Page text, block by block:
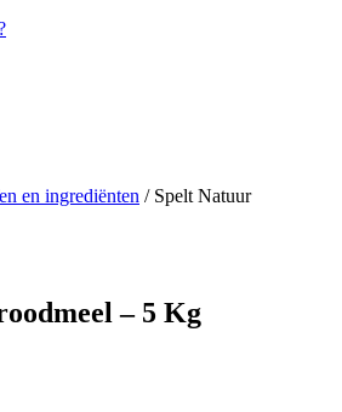
en ingrediënten / Spelt Natuur
– 5 Kg